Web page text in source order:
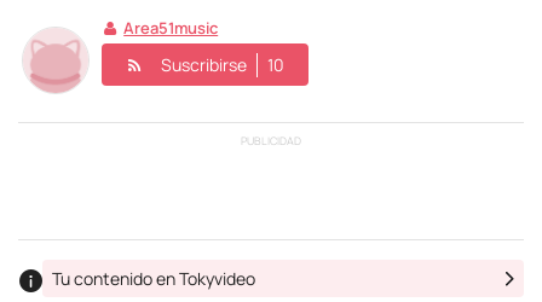
Area51music
Suscribirse 10
PUBLICIDAD
Tu contenido en Tokyvideo